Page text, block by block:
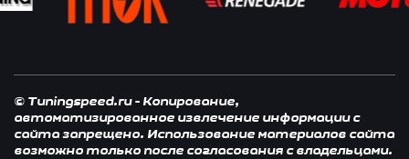
© Tuningspeed.ru - Копирование,
автоматизированное извлечение информации с
сайта запрещено. Использование материалов сайта
возможно только после согласования с владельцами.